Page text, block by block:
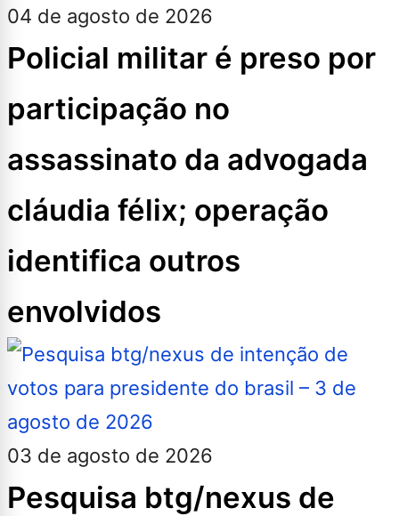
04 de agosto de 2026
Policial militar é preso por
participação no
assassinato da advogada
cláudia félix; operação
identifica outros
envolvidos
03 de agosto de 2026
Pesquisa btg/nexus de